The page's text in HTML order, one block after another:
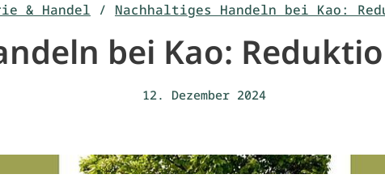
& Handel / Nachhaltiges Handeln bei Kao:
bei Kao:
12. Dezember 2024